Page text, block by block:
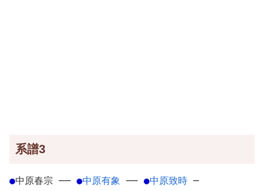
系譜3
●中原春宗 ── ●中原有象 ── ●中原致時 ─